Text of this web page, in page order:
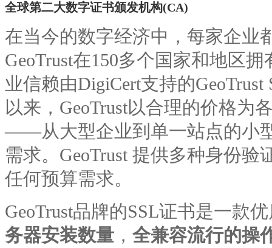
全球第二大数字证书颁发机构(CA)
在当今的数字经济中，每家企业
GeoTrust在150多个国家和地区
业信赖由DigiCert支持的
以来，GeoTrust以合理的价格为
——从大型企业到单一站点的小
需求。GeoTrust 提供多种身份
任何预算需求。
GeoTrust品牌的SSL证书是一款
务器安装数量 ， 全兼容流行的操